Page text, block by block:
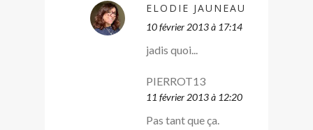
ELODIE JAUNEAU
10 février 2013 à 17:14
jadis quoi...
PIERROT13
11 février 2013 à 12:20
Pas tant que ça.